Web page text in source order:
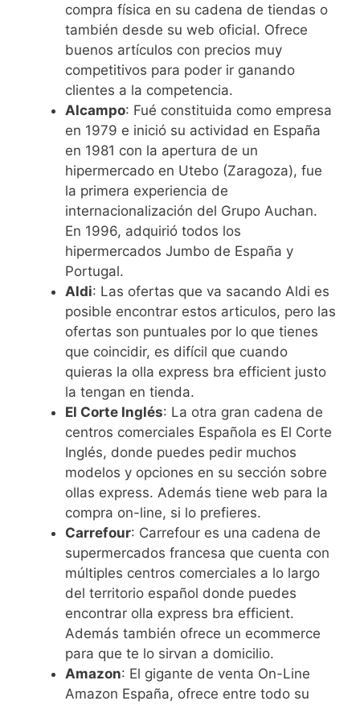
compra física en su cadena de tiendas o
también desde su web oficial. Ofrece
buenos artículos con precios muy
competitivos para poder ir ganando
clientes a la competencia.
Alcampo: Fué constituida como empresa
en 1979 e inició su actividad en España
en 1981 con la apertura de un
hipermercado en Utebo (Zaragoza), fue
la primera experiencia de
internacionalización del Grupo Auchan.
En 1996, adquirió todos los
hipermercados Jumbo de España y
Portugal.
Aldi: Las ofertas que va sacando Aldi es
posible encontrar estos articulos, pero las
ofertas son puntuales por lo que tienes
que coincidir, es difícil que cuando
quieras la olla express bra efficient justo
la tengan en tienda.
El Corte Inglés: La otra gran cadena de
centros comerciales Española es El Corte
Inglés, donde puedes pedir muchos
modelos y opciones en su sección sobre
ollas express. Además tiene web para la
compra on-line, si lo prefieres.
Carrefour: Carrefour es una cadena de
supermercados francesa que cuenta con
múltiples centros comerciales a lo largo
del territorio español donde puedes
encontrar olla express bra efficient.
Además también ofrece un ecommerce
para que te lo sirvan a domicilio.
Amazon: El gigante de venta On-Line
Amazon España, ofrece entre todo su